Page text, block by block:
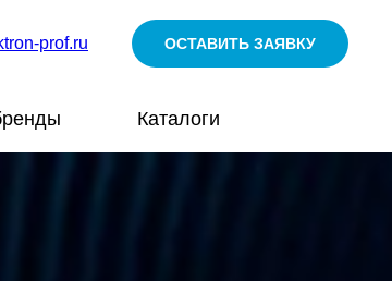
prof.ru ОСТАВИТЬ ЗАЯВКУ
Каталоги